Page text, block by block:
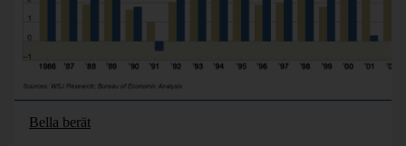
Bella berät